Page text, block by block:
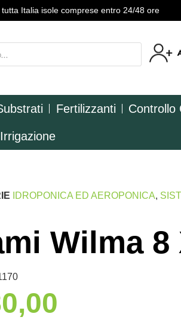
Italia isole comprese entro 24/48 ore
Fertilizzanti Controllo
Irrigazione
IDROPONICA ED AEROPONICA,
Wilma 8